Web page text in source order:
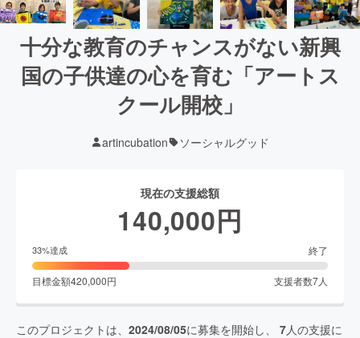
十分な教育のチャンスがない新興
国の子供達の心を育む「アートス
クール開校」
artincubation ソーシャルグッド
現在の支援総額
140,000円
33%達成 終了
目標金額420,000円 支援者数7人
このプロジェクトは、 2024/08/05に募集を開始し、 7人の支援に